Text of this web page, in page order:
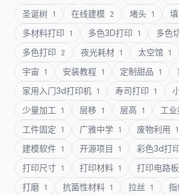
圣诞树 1 在线建模 2 堵头 1
多材料打印 1 多色3D打印 1 多色
多色打印 2 夜光耗材 1 太空馆 1
宇宙 1 安装教程 1 定制甜品 1
家用入门3d打印机 1 寿司打印 1
少量加工 1 层移 1 层高 1 工
工件固定 1 广雅中学 1 废物利用 1
建模软件 1 开源项目 1 彩色3d打
打印尺寸 1 打印材料 1 打印电路板
打磨 1 抗菌性材料 1 拉丝 1 指